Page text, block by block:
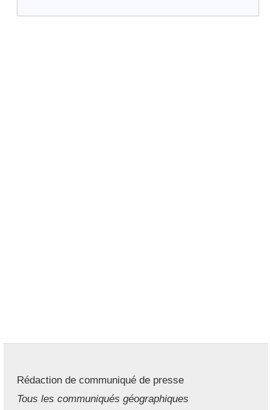
Rédaction de communiqué de presse
Tous les communiqués géographiques